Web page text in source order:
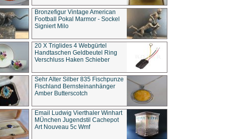
Bronzefigur Vintage American
Football Pokal Marmor - Sockel
Signiert Milo
20 X Triglides 4 Webgürtel
Handtaschen Geldbeutel Ring
Verschluss Haken Schieber
Sehr Alter Silber 835 Fischpunze
Fischland Bernsteinanhänger
Amber Butterscotch
Email Ludwig Vierthaler Winhart
MÜnchen Jugendstil Cachepot
Art Nouveau 5c Wmf